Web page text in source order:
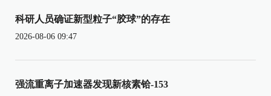
科研人员确证新型粒子“胶球”的存在
2026-08-06 09:47
强流重离子加速器发现新核素铪-153